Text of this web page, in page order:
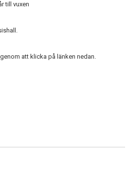
till vuxen
att klicka på länken nedan.